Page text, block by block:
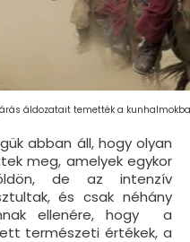
áldozatait temették a kunhalmokba
abban áll, hogy olyan
meg, amelyek egykor
de az intenzív
és csak néhány
ellenére, hogy a
természeti értékek, a